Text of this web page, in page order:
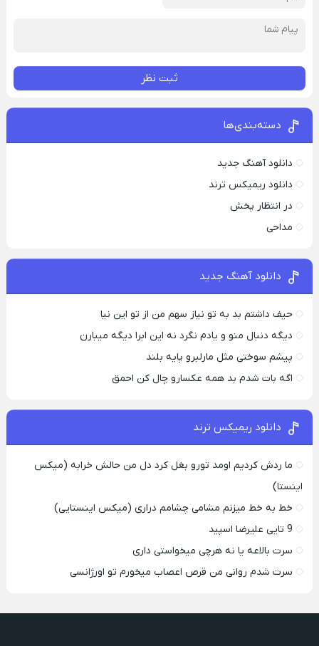
ثبت نظر
دسته‌بندی‌ها
دانلود آهنگ جدید
دانلود ریمیکس ترند
در انتظار پخش
مداحی
دانلود آهنگ جدید
حیف داشتم بد به تو نیاز سهم من از تو این نیا
دیگه دنبال منو و یادم نگرد نه این ابرا دیگه میبارن
پیشم سوختی مثل مارلبرو پایه بلند
اگه بات شدم بد همه عکسارو چال کن احمق
دانلود ریمیکس ترند
ما ردش کردیم اومد تورو بغل کرد دل من حالش خرابه (میکس
اینستا)
خط به خط میزنم مشامی چشامم دراری (میکس اینستایی)
9 تایی علیرضا اسپید
سرت بالاعه یا نه هرچی میخواستی داری
سرت شدم روانی من قرص اعصاب میخورم تو اورژانسی